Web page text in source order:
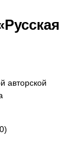
авторской